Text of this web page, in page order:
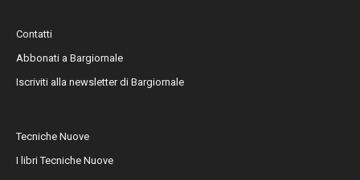
Contatti
Abbonati a Bargiornale
Iscriviti alla newsletter di Bargiornale
Tecniche Nuove
I libri Tecniche Nuove